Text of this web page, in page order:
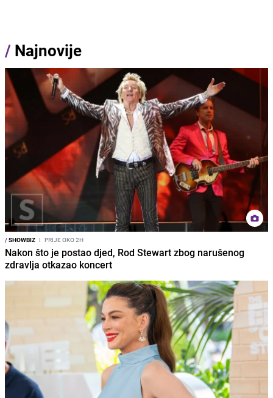
/ Najnovije
/SHOWBIZ I PRIJE OKO 2H
Nakon što je postao djed, Rod Stewart zbog narušenog
zdravlja otkazao koncert